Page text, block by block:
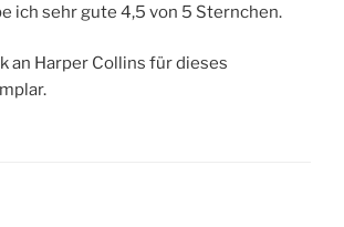
ich sehr gute 4,5 von 5 Sternchen.
an Harper Collins für dieses